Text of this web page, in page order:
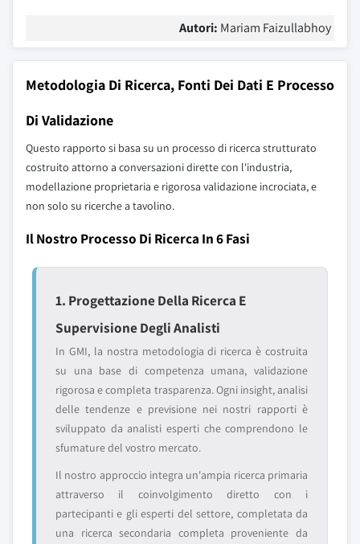
Autori: Mariam Faizullabhoy
Metodologia Di Ricerca, Fonti Dei Dati E Processo
Di Validazione
Questo rapporto si basa su un processo di ricerca strutturato
costruito attorno a conversazioni dirette con l'industria,
modellazione proprietaria e rigorosa validazione incrociata, e
non solo su ricerche a tavolino.
Il Nostro Processo Di Ricerca In 6 Fasi
1. Progettazione Della Ricerca E
Supervisione Degli Analisti
In GMI, la nostra metodologia di ricerca è costruita
su una base di competenza umana, validazione
rigorosa e completa trasparenza. Ogni insight, analisi
delle tendenze e previsione nei nostri rapporti è
sviluppato da analisti esperti che comprendono le
sfumature del vostro mercato.
Il nostro approccio integra un'ampia ricerca primaria
attraverso il coinvolgimento diretto con i
partecipanti e gli esperti del settore, completata da
una ricerca secondaria completa proveniente da